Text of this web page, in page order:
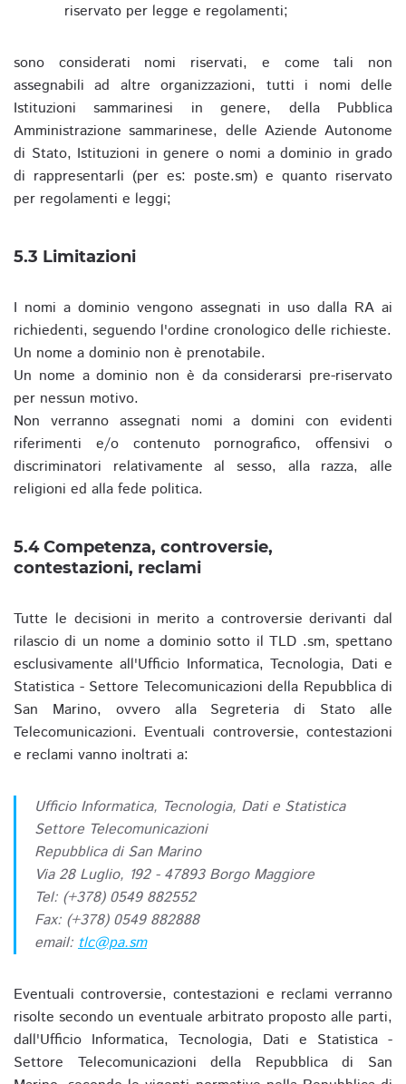
riservato per legge e regolamenti;
sono considerati nomi riservati, e come tali non
assegnabili ad altre organizzazioni, tutti i nomi delle
Istituzioni sammarinesi in genere, della Pubblica
Amministrazione sammarinese, delle Aziende Autonome
di Stato, Istituzioni in genere o nomi a dominio in grado
di rappresentarli (per es: poste.sm) e quanto riservato
per regolamenti e leggi;
5.3 Limitazioni
I nomi a dominio vengono assegnati in uso dalla RA ai
richiedenti, seguendo l'ordine cronologico delle richieste.
Un nome a dominio non è prenotabile.
Un nome a dominio non è da considerarsi pre-riservato
per nessun motivo.
Non verranno assegnati nomi a domini con evidenti
riferimenti e/o contenuto pornografico, offensivi o
discriminatori relativamente al sesso, alla razza, alle
religioni ed alla fede politica.
5.4 Competenza, controversie,
contestazioni, reclami
Tutte le decisioni in merito a controversie derivanti dal
rilascio di un nome a dominio sotto il TLD .sm, spettano
esclusivamente all'Ufficio Informatica, Tecnologia, Dati e
Statistica - Settore Telecomunicazioni della Repubblica di
San Marino, ovvero alla Segreteria di Stato alle
Telecomunicazioni. Eventuali controversie, contestazioni
e reclami vanno inoltrati a:
Ufficio Informatica, Tecnologia, Dati e Statistica
Settore Telecomunicazioni
Repubblica di San Marino
Via 28 Luglio, 192 - 47893 Borgo Maggiore
Tel: (+378) 0549 882552
Fax: (+378) 0549 882888
email: tlc@pa.sm
Eventuali controversie, contestazioni e reclami verranno
risolte secondo un eventuale arbitrato proposto alle parti,
dall'Ufficio Informatica, Tecnologia, Dati e Statistica -
Settore Telecomunicazioni della Repubblica di San